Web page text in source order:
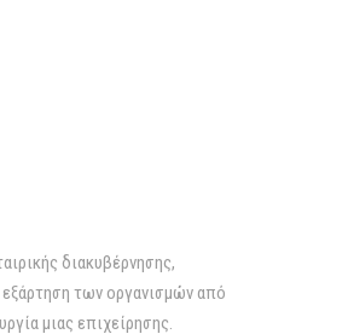
διακυβέρνησης,
εξάρτηση των οργανισμών από
μιας επιχείρησης.